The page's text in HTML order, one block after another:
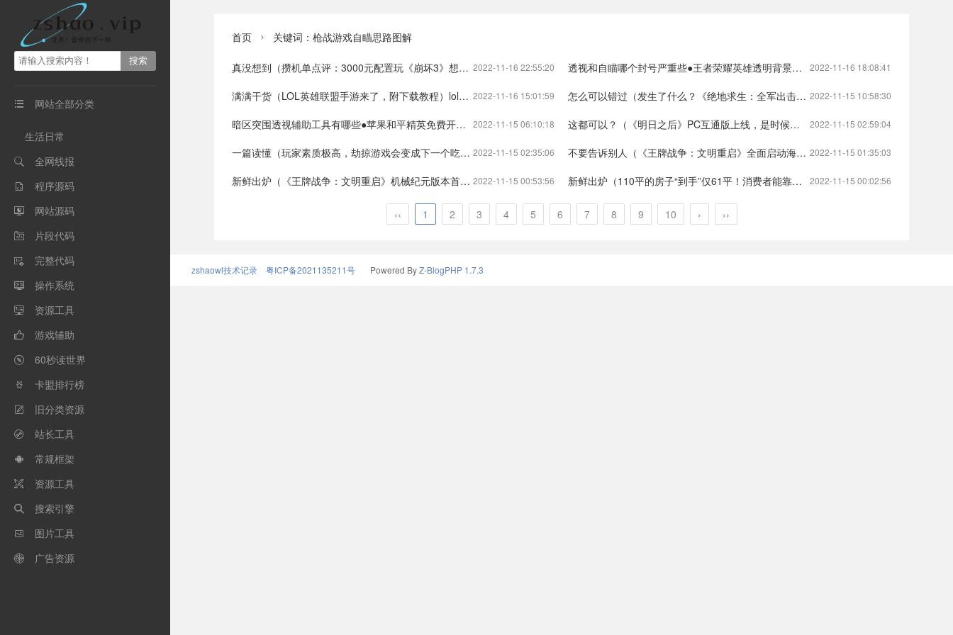
 网站全部分类
生活日常
 全网线报
 程序源码
 网站源码
 片段代码
 完整代码
 操作系统
 资源工具
 游戏辅助
 60秒读世界
 卡盟排行榜
 旧分类资源
 站长工具
 常规框架
 资源工具
 搜索引擎
 图片工具
 广告资源
首页  关键词：枪战游戏自瞄思路图解
2022-11-16 22:55:20
真没想到（攒机单点评：3000元配置玩《崩坏3》想多了）攒机6000元左右的配置单崩坏3 2022-11-16 18:08:41
透视和自瞄哪个封号严重些●王者荣耀英雄透明背景素材（王者荣耀透视容易封号吗）
2022-11-16 15:01:59
满满干货（LOL英雄联盟手游来了，附下载教程）lol手游下载方法在哪英雄联盟手游 2022-11-15 10:58:30
怎么可以错过（发生了什么？《绝地求生：全军出击》停服了？）绝地求生全军出击为何下架绝地求生
2022-11-15 06:10:18
暗区突围透视辅助工具有哪些●苹果和平精英免费开挂神器下载（暗区突围自瞄透视辅助） 2022-11-15 02:59:04
这都可以？（《明日之后》PC互通版上线，是时候重新审视它的进阶之路了）明日之后pc端怎么下载?明日之后
2022-11-15 02:35:06
一篇读懂（玩家素质极高，劫掠游戏会变成下一个吃鸡吗？）素质最差的游戏暗区突围物资透视挂免费 2022-11-15 01:35:03
不要告诉别人（《王牌战争：文明重启》全面启动海洋战役）王牌战争文明重启大熔炉王牌战争:文明重启
2022-11-15 00:53:56
新鲜出炉（《王牌战争：文明重启》机械纪元版本首曝）王牌战争文明重启有哪些版本王牌战争:文明重启 2022-11-15 00:02:56
新鲜出炉（110平的房子“到手”仅61平！消费者能靠自己算清公摊面积吗？开发商：不可能）100平的房子公摊面积25平方米暗区突围物资透视挂免费
‹‹ 1 2 3 4 5 6 7 8 9 10 › ››
zshaowl技术记录 粤ICP备2021135211号 Powered ByZ-BlogPHP 1.7.3